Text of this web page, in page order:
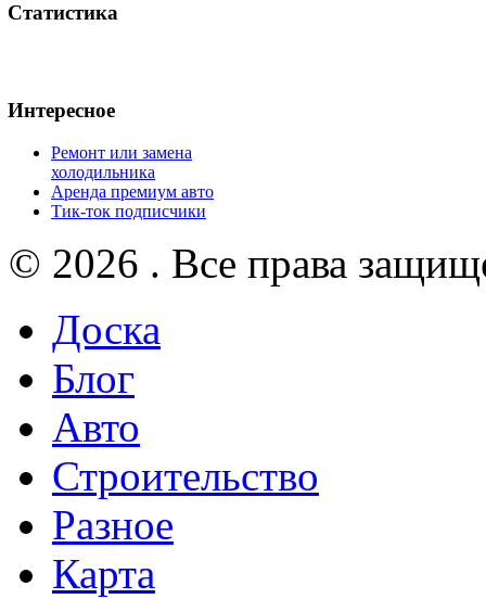
Статистика
Интересное
Ремонт или замена
холодильника
Аренда премиум авто
Тик-ток подписчики
© 2026 . Все права
Доска
Блог
Авто
Строительство
Разное
Карта